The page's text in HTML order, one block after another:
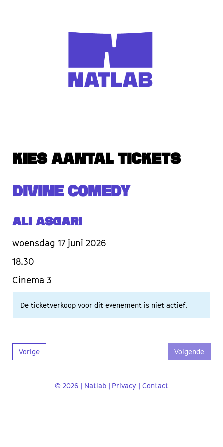
KIES AANTAL TICKETS
DIVINE COMEDY
Ali Asgari
woensdag 17 juni 2026
18.30
Cinema 3
De ticketverkoop voor dit evenement is niet actief.
Vorige Volgende
© 2026 | Natlab | Privacy | Contact